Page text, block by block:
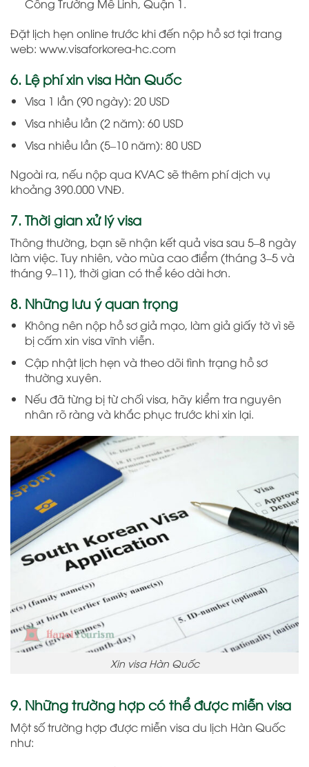
Công Trường Mê Linh, Quận 1.
Đặt lịch hẹn online trước khi đến nộp hồ sơ tại trang
web: www.visaforkorea-hc.com
6. Lệ phí xin visa Hàn Quốc
Visa 1 lần (90 ngày): 20 USD
Visa nhiều lần (2 năm): 60 USD
Visa nhiều lần (5–10 năm): 80 USD
Ngoài ra, nếu nộp qua KVAC sẽ thêm phí dịch vụ
khoảng 390.000 VNĐ.
7. Thời gian xử lý visa
Thông thường, bạn sẽ nhận kết quả visa sau 5–8 ngày
làm việc. Tuy nhiên, vào mùa cao điểm (tháng 3–5 và
tháng 9–11), thời gian có thể kéo dài hơn.
8. Những lưu ý quan trọng
Không nên nộp hồ sơ giả mạo, làm giả giấy tờ vì sẽ
bị cấm xin visa vĩnh viễn.
Cập nhật lịch hẹn và theo dõi tình trạng hồ sơ
thường xuyên.
Nếu đã từng bị từ chối visa, hãy kiểm tra nguyên
nhân rõ ràng và khắc phục trước khi xin lại.
Xin visa Hàn Quốc
9. Những trường hợp có thể được miễn visa
Một số trường hợp được miễn visa du lịch Hàn Quốc
như: